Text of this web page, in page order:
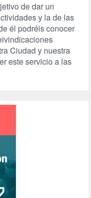
de dar un
y la de las
él podréis conocer
Ciudad y nuestra
este servicio a las